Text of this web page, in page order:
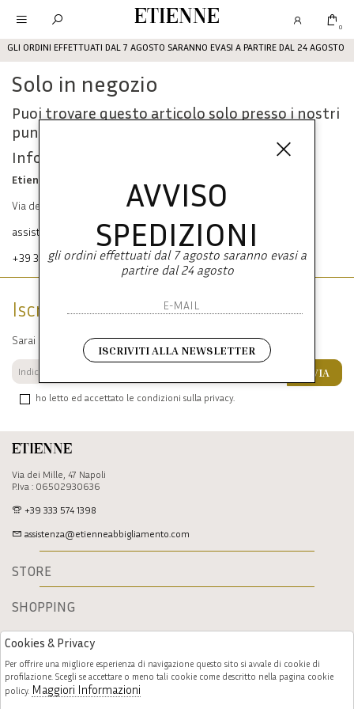
GLI ORDINI EFFETTUATI DAL 7 AGOSTO SARANNO EVASI A PARTIRE DAL 24 AGOSTO
Etienne 0
Solo in negozio
Puoi trovare questo articolo solo presso i nostri
punti vendita:
Info contatti
Etienne srl
Via dei Mille, 47 80121 Napoli
assistenza@etienneabbigliamento.com
+39 333 574 1398
Etienne
Via dei Mille, 47 Napoli
P.Iva : 06502930636
+39 333 574 1398
assistenza@etienneabbigliamento.com
STORE
SHOPPING
Iscriviti alla newsletter
Sarai sempre aggiornato su offerte e promozioni.
ho letto ed accettato le condizioni sulla privacy.
INVIA
AVVISO
SPEDIZIONI
gli ordini effettuati dal 7 agosto saranno evasi a
partire dal 24 agosto
ISCRIVITI ALLA NEWSLETTER
Cookies & Privacy
Per offrire una migliore esperienza di navigazione questo sito si avvale di cookie di
profilazione. Scegli se accettare o meno tali cookie come descritto nella pagina cookie
policy. Maggiori Informazioni